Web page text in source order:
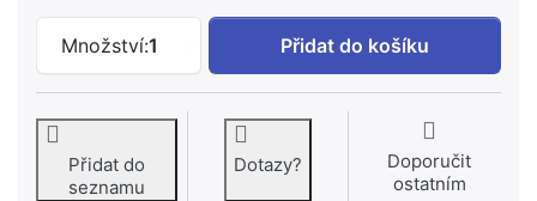
Množství:1
KREINER COMFORT nástěnné
Přidat do košíku
Přidat do
seznamu
Dotazy?
Doporučit
ostatním